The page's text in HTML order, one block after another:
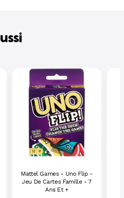
Mattel Games - Uno Flip -
Jeu De Cartes Famille - 7
Ans Et +